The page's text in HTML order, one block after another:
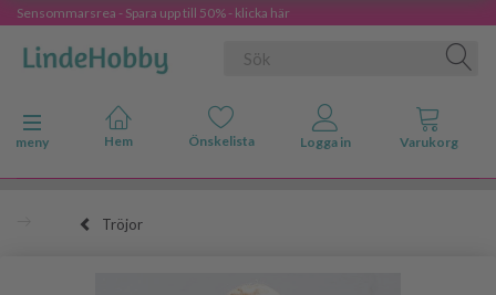
Sensommarsrea - Spara upp till 50% - klicka här
Ändra navigering
meny
Tröjor